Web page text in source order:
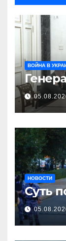
ВОЙНА В
НОВОСТИ
Суть